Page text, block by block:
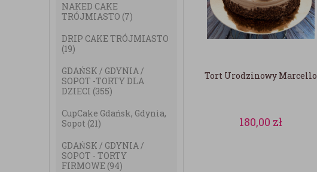
NAKED CAKE
TRÓJMIASTO (7)
DRIP CAKE TRÓJMIASTO
(19)
GDAŃSK / GDYNIA /
SOPOT -TORTY DLA
DZIECI (355)
CupCake Gdańsk, Gdynia,
Sopot (21)
GDAŃSK / GDYNIA /
SOPOT - TORTY
FIRMOWE (94)
Tort Urodzinowy Marcello
180,00 zł